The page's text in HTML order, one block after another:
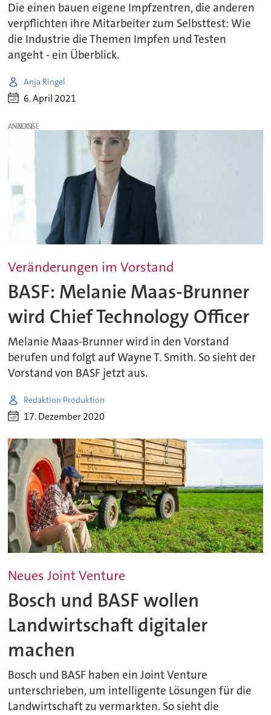
Die einen bauen eigene Impfzentren, die anderen
verpflichten ihre Mitarbeiter zum Selbsttest: Wie
die Industrie die Themen Impfen und Testen
angeht - ein Überblick.
Anja Ringel
6. April 2021
ANZEIGE
Veränderungen im Vorstand
BASF: Melanie Maas-Brunner
wird Chief Technology Officer
Melanie Maas-Brunner wird in den Vorstand
berufen und folgt auf Wayne T. Smith. So sieht der
Vorstand von BASF jetzt aus.
Redaktion Produktion
17. Dezember 2020
Neues Joint Venture
Bosch und BASF wollen
Landwirtschaft digitaler
machen
Bosch und BASF haben ein Joint Venture
unterschrieben, um intelligente Lösungen für die
Landwirtschaft zu vermarkten. So sieht die